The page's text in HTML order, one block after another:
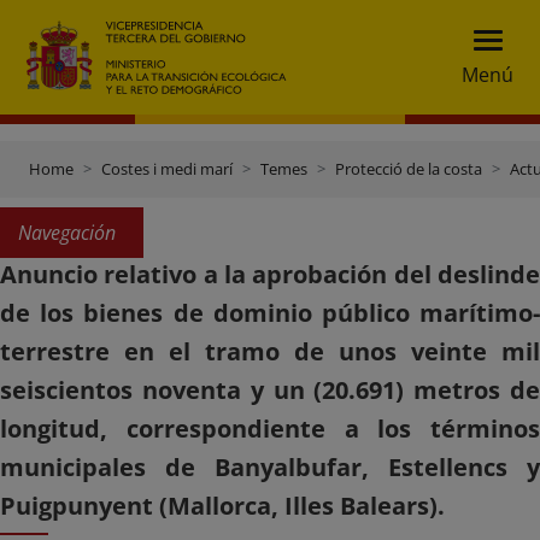
Menú
Home Costes i medi marí Temes Protecció de la costa
Navegación
Anuncio relativo a la aprobación del deslinde
de los bienes de dominio público marítimo-
terrestre en el tramo de unos veinte mil
seiscientos noventa y un (20.691) metros de
longitud, correspondiente a los términos
municipales de Banyalbufar, Estellencs y
Puigpunyent (Mallorca, Illes Balears).